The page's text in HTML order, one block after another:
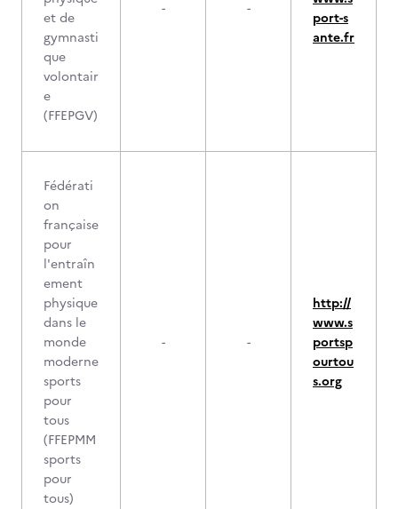
et de
gymnasti
que
volontair
e
(FFEPGV)
- -
port-s
ante.fr
Fédérati
on
française
pour
l'entraîn
ement
physique
dans le
monde
moderne
sports
pour
tous
(FFEPMM
sports
pour
tous)
- -
http://
www.s
portsp
ourtou
s.org